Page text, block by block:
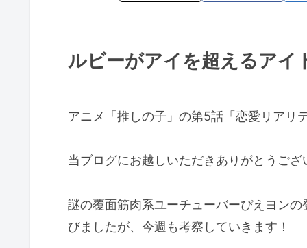
ルビーがアイを超えるアイ
アニメ「推しの子」の第5話「恋愛リアリ
当ブログにお越しいただきありがとうござ
謎の覆面筋肉系ユーチューバーぴえヨン
びましたが、今週も考察していきます！